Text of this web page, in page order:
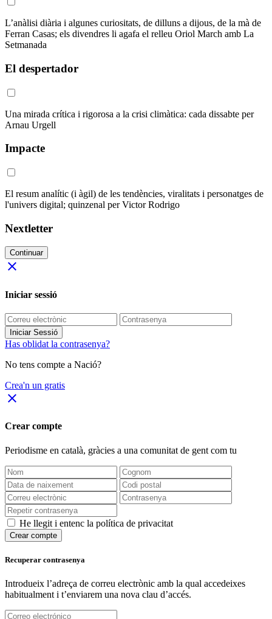
L’anàlisi diària i algunes curiositats, de dilluns a dijous, de la mà de
Ferran Casas; els divendres li agafa el relleu Oriol March amb La
Setmanada
El despertador
Una mirada crítica i rigorosa a la crisi climàtica: cada dissabte per
Arnau Urgell
Impacte
El resum analític (i àgil) de les tendències, viralitats i personatges de
l'univers digital; quinzenal per Victor Rodrigo
Nextletter
Continuar
close
Iniciar sessió
Iniciar Sessió
Has oblidat la contrasenya?
No tens compte a Nació?
Crea'n un gratis
close
Crear compte
Periodisme en català, gràcies a una comunitat de gent com tu
He llegit i entenc la política de privacitat
Crear compte
Recuperar contrasenya
Introdueix l’adreça de correu electrònic amb la qual accedeixes
habitualment i t’enviarem una nova clau d’accés.